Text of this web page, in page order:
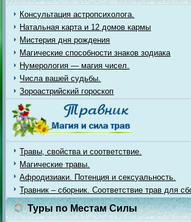
Консультация астропсихолога.
Натальная карта и 12 домов кармы
Мистерия дня рождения
Магические способности знаков зодиака
Нумерология — магия чисел.
Числа вашей судьбы.
Зороастрийский гороскоп
Травы, свойства и соответствие.
Магические травы.
Афродизиаки. Потенция и сексуальность.
Травник – сборник. Соответствие трав для
Туры по Местам Силы